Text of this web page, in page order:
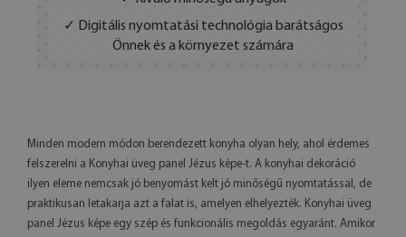
✓ Digitális nyomtatási technológia barátságos
Önnek és a környezet számára
Minden modern módon berendezett konyha olyan hely, ahol érdemes
felszerelni a Konyhai üveg panel Jézus képe-t. A konyhai dekoráció
ilyen eleme nemcsak jó benyomást kelt jó minőségű nyomtatással, de
praktikusan letakarja azt a falat is, amelyen elhelyezték. Konyhai üveg
panel Jézus képe egy szép és funkcionális megoldás egyaránt. Amikor